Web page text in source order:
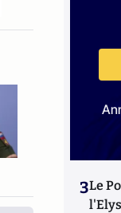
3Le